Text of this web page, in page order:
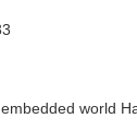
world